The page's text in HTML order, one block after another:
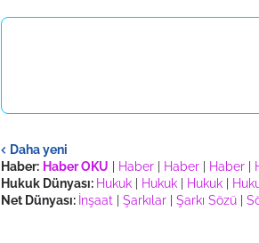
Daha yeni
Haber: Haber OKU Haber Haber Haber
Hukuk Dünyası: Hukuk Hukuk Hukuk
Net Dünyası: İnşaat Şarkılar Şarkı Sözü